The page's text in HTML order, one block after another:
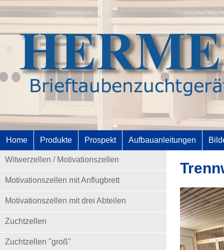
Home Produkte Prospekt Aufbauanleitungen
Witwerzellen / Motivationszellen
Motivationszellen mit Anflugbrett
Motivationszellen mit drei Abteilen
Zuchtzellen
Zuchtzellen "groß"